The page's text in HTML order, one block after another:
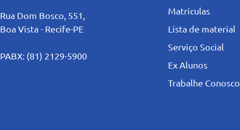
Rua Dom Bosco, 551,
Boa Vista - Recife-PE
PABX: (81) 2129-5900
Matriculas
Lista de material
Serviço Social
Ex Alunos
Trabalhe Conosco